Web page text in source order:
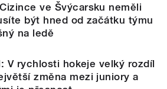
ve Švýcarsku neměli
být hned od začátku týmu
na ledě
V rychlosti hokeje velký rozdíl
změna mezi juniory a